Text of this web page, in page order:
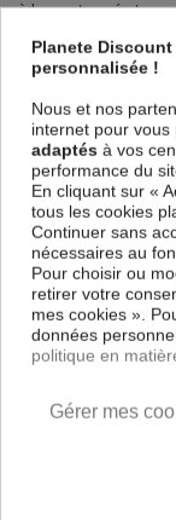
à basse température
de bonnet : 35 cm
Repassage à basse
Contenu
+ 1 drap housse
Descriptif
Certification
Longueur
Grammage
Matériaux
Planete
personnalisée !
Nous et nos
internet pour vous
adaptés à vos
performance du
En cliquant sur «
tous les cookies
Continuer sans
nécessaires au
Pour choisir ou
retirer votre
mes cookies ».
données
politique en
Gérer mes